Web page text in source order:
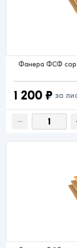
Фанера ФСФ сорт
1 200 ₽ за